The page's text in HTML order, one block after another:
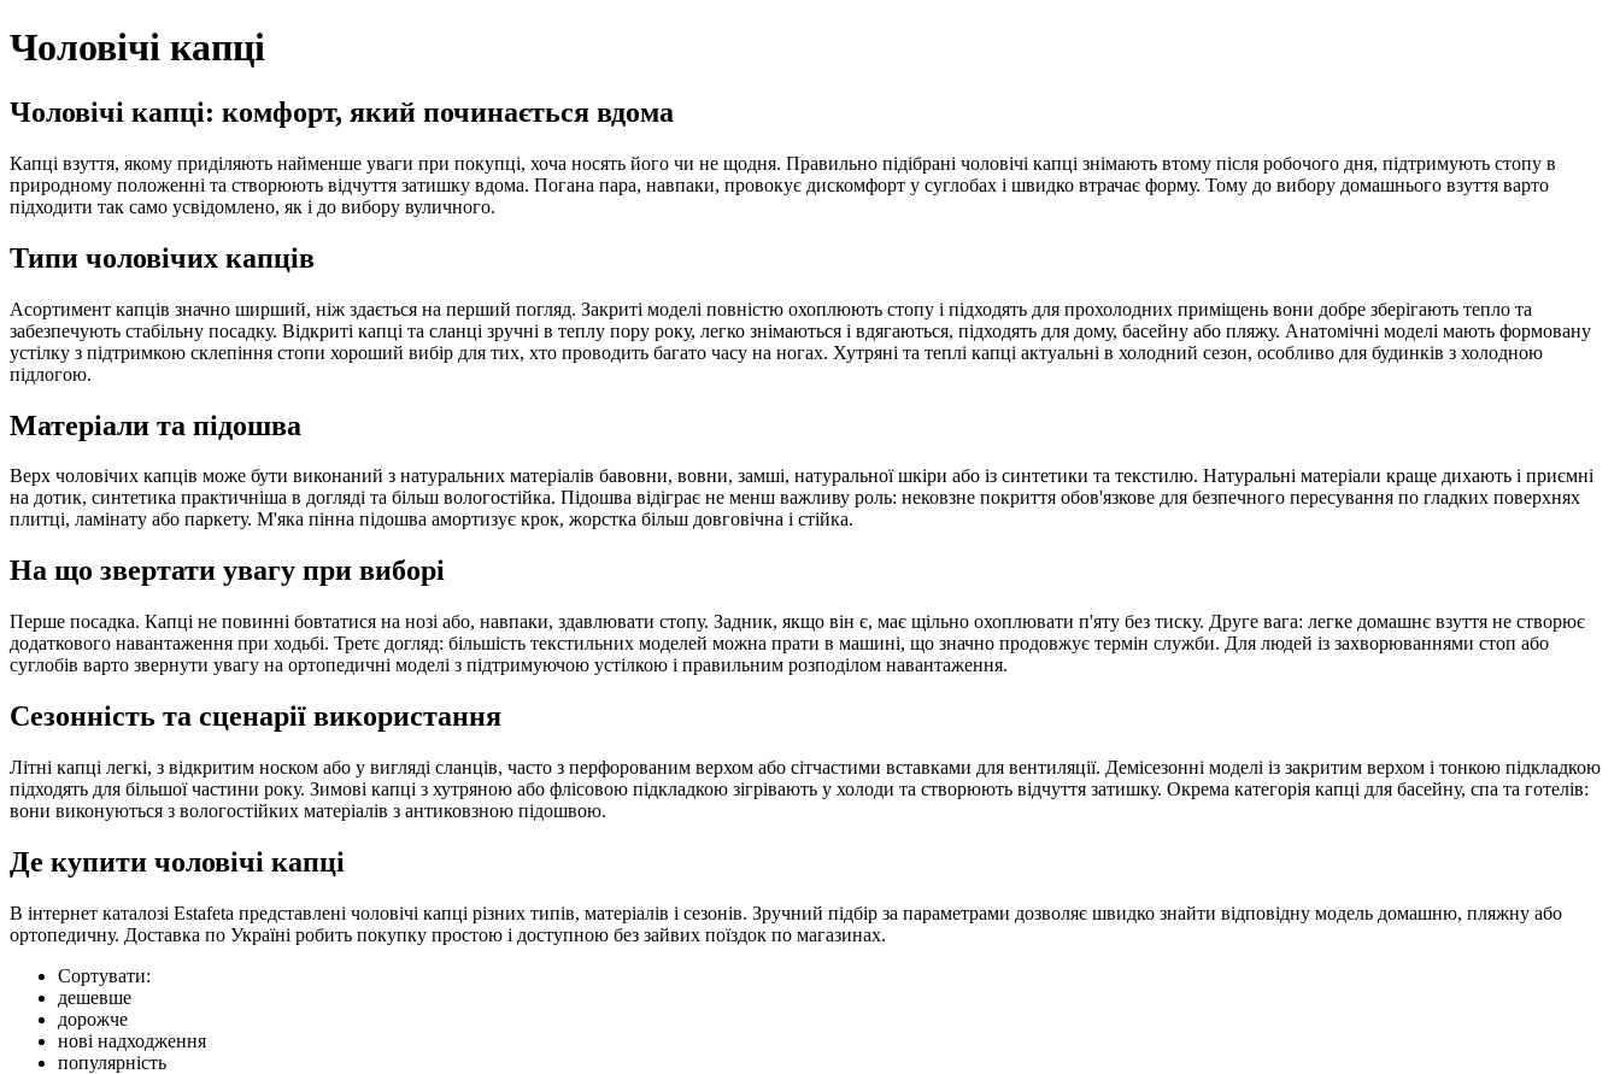
Чоловічі капці
Чоловічі капці: комфорт, який починається вдома
Капці взуття, якому приділяють найменше уваги при покупці, хоча носять його чи не щодня. Правильно підібрані чоловічі капці знімають втому після робочого дня, підтримують стопу в
природному положенні та створюють відчуття затишку вдома. Погана пара, навпаки, провокує дискомфорт у суглобах і швидко втрачає форму. Тому до вибору домашнього взуття варто
підходити так само усвідомлено, як і до вибору вуличного.
Типи чоловічих капців
Асортимент капців значно ширший, ніж здається на перший погляд. Закриті моделі повністю охоплюють стопу і підходять для прохолодних приміщень вони добре зберігають тепло та
забезпечують стабільну посадку. Відкриті капці та сланці зручні в теплу пору року, легко знімаються і вдягаються, підходять для дому, басейну або пляжу. Анатомічні моделі мають формовану
устілку з підтримкою склепіння стопи хороший вибір для тих, хто проводить багато часу на ногах. Хутряні та теплі капці актуальні в холодний сезон, особливо для будинків з холодною
підлогою.
Матеріали та підошва
Верх чоловічих капців може бути виконаний з натуральних матеріалів бавовни, вовни, замші, натуральної шкіри або із синтетики та текстилю. Натуральні матеріали краще дихають і приємні
на дотик, синтетика практичніша в догляді та більш вологостійка. Підошва відіграє не менш важливу роль: нековзне покриття обов'язкове для безпечного пересування по гладких поверхнях
плитці, ламінату або паркету. М'яка пінна підошва амортизує крок, жорстка більш довговічна і стійка.
На що звертати увагу при виборі
Перше посадка. Капці не повинні бовтатися на нозі або, навпаки, здавлювати стопу. Задник, якщо він є, має щільно охоплювати п'яту без тиску. Друге вага: легке домашнє взуття не створює
додаткового навантаження при ходьбі. Третє догляд: більшість текстильних моделей можна прати в машині, що значно продовжує термін служби. Для людей із захворюваннями стоп або
суглобів варто звернути увагу на ортопедичні моделі з підтримуючою устілкою і правильним розподілом навантаження.
Сезонність та сценарії використання
Літні капці легкі, з відкритим носком або у вигляді сланців, часто з перфорованим верхом або сітчастими вставками для вентиляції. Демісезонні моделі із закритим верхом і тонкою підкладкою
підходять для більшої частини року. Зимові капці з хутряною або флісовою підкладкою зігрівають у холоди та створюють відчуття затишку. Окрема категорія капці для басейну, спа та готелів:
вони виконуються з вологостійких матеріалів з антиковзною підошвою.
Де купити чоловічі капці
В інтернет каталозі Estafeta представлені чоловічі капці різних типів, матеріалів і сезонів. Зручний підбір за параметрами дозволяє швидко знайти відповідну модель домашню, пляжну або
ортопедичну. Доставка по Україні робить покупку простою і доступною без зайвих поїздок по магазинах.
Сортувати:
дешевше
дорожче
нові надходження
популярність